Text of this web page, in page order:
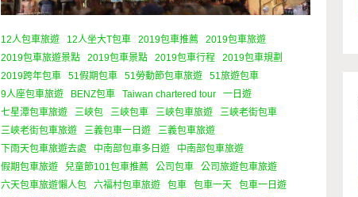
12人包車旅遊 12人坐大T包車 2019包車推薦
2019包車旅遊
2019包車旅遊景點
2019包車景點 2019包車行程
2019包車規劃
2019跨年包車
51假期包車 51勞動節包車旅遊
51旅遊包車
9人座包車旅遊
BENZ包車 Taiwan chartered tour
一日遊
七星潭包車旅遊
三峽包 三峽包車 三峽包車旅遊
三峽老街包車
三峽老街包車旅遊
三義包車一日遊
三義包車旅遊
下雨天包車旅遊去處
中南部包車多日遊
中南部包車旅遊
假期包車旅遊
兒童節101包車推薦 公司包車
公司旅遊包車旅遊
六天包車旅遊懶人包
六福村包車旅遊 包車 包車一天
包車一日遊